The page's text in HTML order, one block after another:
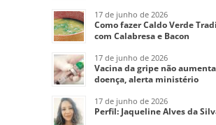
17 de junho de 2026
Como fazer Caldo Verde
com Calabresa e Bacon
17 de junho de 2026
Vacina da gripe não
doença, alerta ministério
17 de junho de 2026
Perfil: Jaqueline Alves da